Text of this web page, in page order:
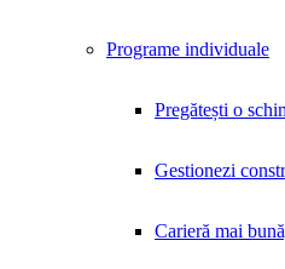
Programe individuale
Pregătești o
Gestionezi
Carieră mai